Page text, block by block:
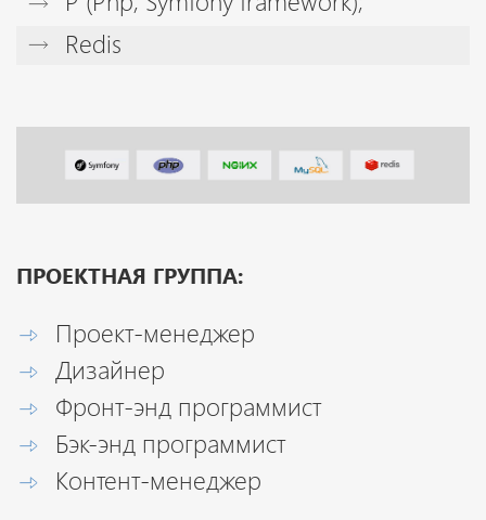
Redis
ПРОЕКТНАЯ ГРУППА:
Проект-менеджер
Дизайнер
Фронт-энд программист
Бэк-энд программист
Контент-менеджер